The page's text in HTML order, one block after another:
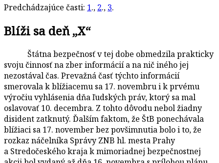
Predchádzajúce časti: 1., 2., 3.
Blíži sa deň „X“
Štátna bezpečnosť v tej dobe obmedzila prakticky
svoju činnosť na zber informácií a na nič iného jej
nezostával čas. Prevažná časť týchto informácií
smerovala k blížiacemu sa 17. novembru i k prvému
výročiu vyhlásenia dňa ľudských práv, ktorý sa mal
oslavovať 10. decembra. Z tohto dôvodu nebol žiadny
disident zatknutý. Ďalším faktom, že ŠtB ponechávala
blížiaci sa 17. november bez povšimnutia bolo i to, že
rozkaz náčelníka Správy ZNB hl. mesta Prahy
a Stredočeského kraja k mimoriadnej bezpečnostnej